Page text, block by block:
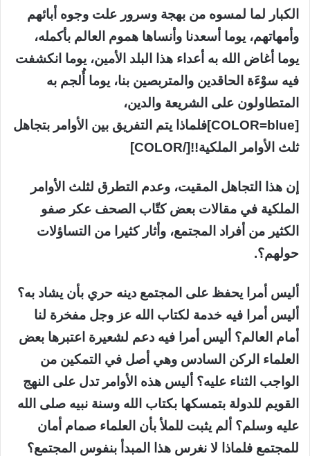
الكبار لما لمسوه من بهجة وسرور علت وجوه أبائهم
وأمهاتهم، يوما أسعدنا وأنساها هموم العالم بأكمله،
يوما أغاض الله به أعداء هذا البلد الأمين، يوما انكشفت
فيه سوْءَة الحاقدين والمتربصين بنا، يوما أُلجم به
المتطاولون على الشريعة والدين،
[COLOR=blue]فلماذا يتم التفريق بين الأوامر بتجاهل
ثلث الأوامر الملكية!![/COLOR]
إن هذا التجاهل المقيت، وعدم التطرق لثلث الأوامر
الملكية في مقالات بعض كتّاب الصحف عكر صفو
الكثير من أفراد المجتمع، وأثار كثيرا من التساؤلات
حولهم؟.
أليس أمرا يحفظ على المجتمع دينه حري بأن يشاد به؟
أليس أمرا فيه خدمة لكتاب الله عز وجل مفخرة لنا
أمام العالم؟ أليس أمرا فيه دعم لشعيرة اعتبرها بعض
العلماء الركن السادس وهي أصل في التمكين من
الواجب الثناء عليه؟ أليس هذه الأوامر تدل على النهج
القويم للدولة بتمسكها بكتاب الله وسنة نبيه صلى الله
عليه وسلم؟ ألم يثبت للملأ بأن العلماء صمام أمان
للمجتمع فلماذا لا نغرس هذا المبدأ بنفوس المجتمع؟